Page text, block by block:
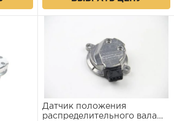
Датчик положения
распределительного вала